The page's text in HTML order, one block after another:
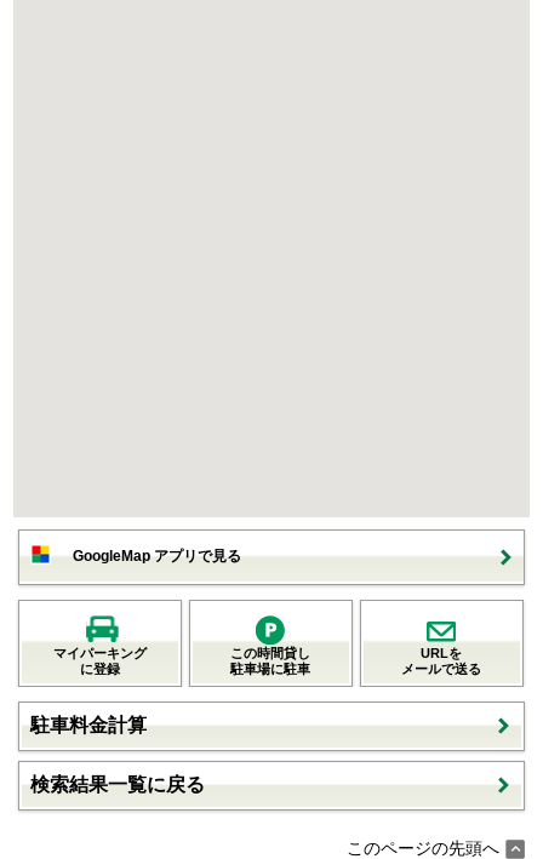
GoogleMap アプリで見る
マイパーキング
に登録
この時間貸し
駐車場に駐車
URLを
メールで送る
駐車料金計算
検索結果一覧に戻る
このページの先頭へ